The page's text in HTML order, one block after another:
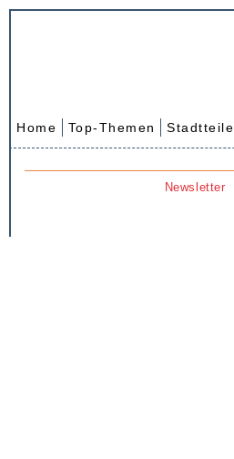
Home Top-Themen Stadtteile
Newsletter